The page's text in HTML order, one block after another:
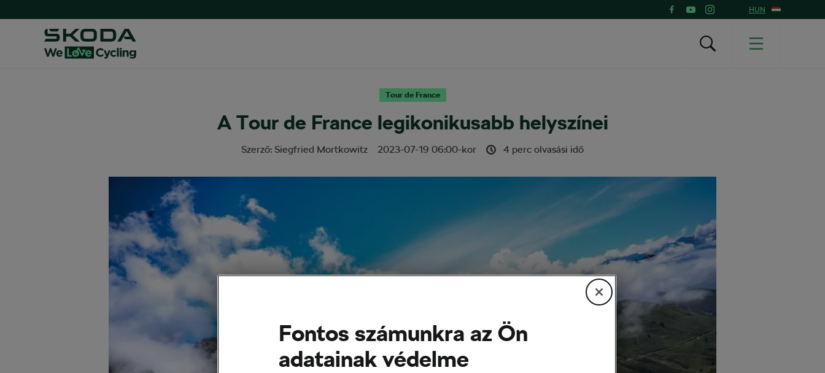
HUN
Tour de France
A Tour de France legikonikusabb helyszínei
Szerző: Siegfried Mortkowitz 2023-07-19 06:00-kor 4 perc olvasási idő
Fontos számunkra az Ön
adatainak védelme